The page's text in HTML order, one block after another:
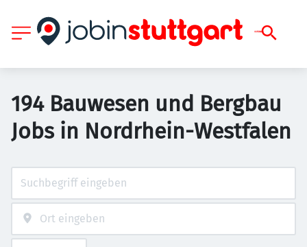
194 Bauwesen und Bergbau
Jobs in Nordrhein-Westfalen